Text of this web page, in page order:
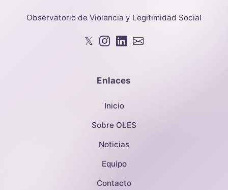
Observatorio de Violencia y Legitimidad Social
𝕏
Enlaces
Inicio
Sobre OLES
Noticias
Equipo
Contacto